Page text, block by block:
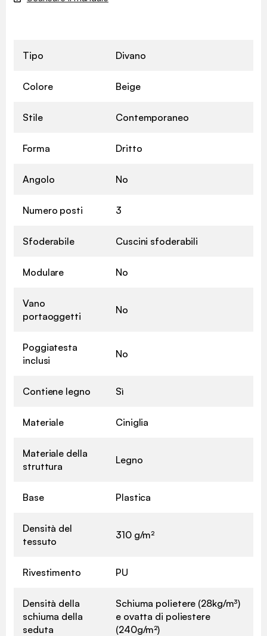
Tipo Divano
Colore Beige
Stile Contemporaneo
Forma Dritto
Angolo No
Numero posti 3
Sfoderabile Cuscini sfoderabili
Modulare No
Vano
portaoggetti
No
Poggiatesta
inclusi
No
Contiene legno Sì
Materiale Ciniglia
Materiale della
struttura
Legno
Base Plastica
Densità del
tessuto
310 g/m²
Rivestimento PU
Densità della
schiuma della
seduta
Schiuma polietere (28kg/m³)
e ovatta di poliestere
(240g/m²)